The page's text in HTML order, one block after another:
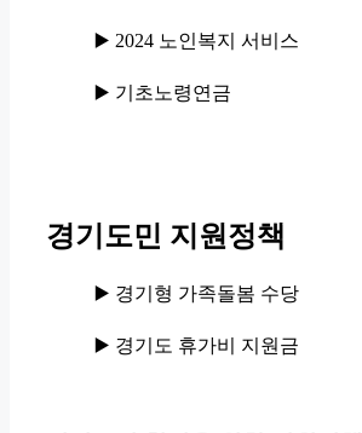
▶️ 2024 노인복지 서비스
▶️ 기초노령연금
경기도민 지원정책
▶️ 경기형 가족돌봄 수당
▶️ 경기도 휴가비 지원금